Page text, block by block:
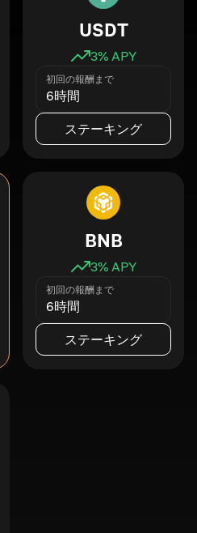
USDT
3% APY
初回の報酬まで
6時間
ステーキング
BNB
3% APY
初回の報酬まで
6時間
ステーキング